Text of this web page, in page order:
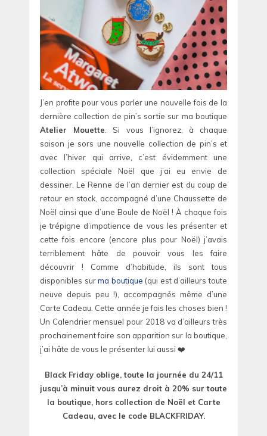
J’en profite pour vous parler une nouvelle fois de la
dernière collection de pin’s sortie sur ma boutique
Atelier Mouette. Si vous l’ignorez, à chaque
saison je sors une nouvelle collection de pin’s et
avec l’hiver qui arrive, c’est évidemment une
collection spéciale Noël que j’ai eu envie de
dessiner. Le Renne de l’an dernier est du coup de
retour en stock, accompagné d’une Chaussette de
Noël ainsi que d’une Boule de Noël ! À chaque fois
je trépigne d’impatience de vous les présenter et
cette fois encore (encore plus pour Noël) j’avais
terriblement hâte de pouvoir vous les faire
découvrir ! Comme d’habitude, ils sont tous
disponibles surma boutique (qui est d’ailleurs toute
neuve depuis peu !), accompagnés même d’une
Carte Cadeau. Cette année je fais les choses bien !
Un Calendrier mensuel pour 2018 va d’ailleurs très
prochainement faire son apparition sur la boutique,
j’ai hâte de vous le présenter lui aussi ❤️
Black Friday oblige, toute la journée du 24/11
jusqu’à minuit vous aurez droit à 20% sur toute
la boutique, hors collection de Noël et Carte
Cadeau, avec le code BLACKFRIDAY.